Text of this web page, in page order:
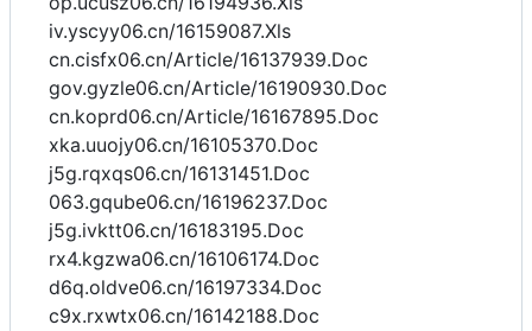
iv.yscyy06.cn/16159087.Xls
cn.cisfx06.cn/Article/16137939.Doc
gov.gyzle06.cn/Article/16190930.Doc
cn.koprd06.cn/Article/16167895.Doc
xka.uuojy06.cn/16105370.Doc
j5g.rqxqs06.cn/16131451.Doc
063.gqube06.cn/16196237.Doc
j5g.ivktt06.cn/16183195.Doc
rx4.kgzwa06.cn/16106174.Doc
d6q.oldve06.cn/16197334.Doc
c9x.rxwtx06.cn/16142188.Doc